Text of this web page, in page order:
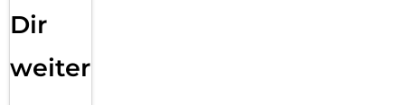
Dir
weiter